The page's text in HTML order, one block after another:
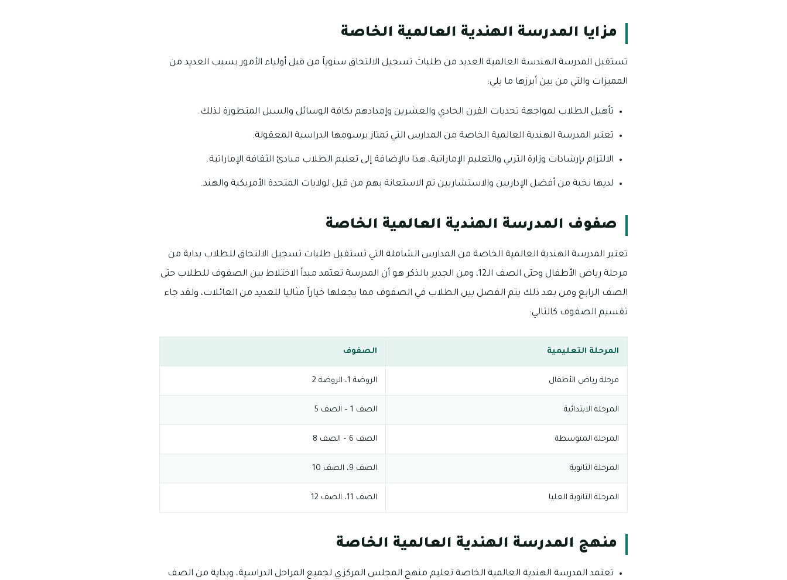
مزايا المدرسة الهندية العالمية الخاصة
تستقبل المدرسة الهندسة العالمية العديد من طلبات تسجيل الالتحاق سنوياً من قبل أولياء الأمور بسبب العديد من
المميزات والتي من بين أبرزها ما يلي:
تأهيل الطلاب لمواجهة تحديات القرن الحادي والعشرين وإمدادهم بكافة الوسائل والسبل المتطورة لذلك.
تعتبر المدرسة الهندية العالمية الخاصة من المدارس التي تمتاز برسومها الدراسية المعقولة.
الالتزام بإرشادات وزارة التربي والتعليم الإماراتية، هذا بالإضافة إلى تعليم الطلاب مبادئ الثقافة الإماراتية.
لديها نخبة من أفضل الإداريين والاستشاريين تم الاستعانة بهم من قبل لولايات المتحدة الأمريكية والهند.
صفوف المدرسة الهندية العالمية الخاصة
تعتبر المدرسة الهندية العالمية الخاصة من المدارس الشاملة التي تستقبل طلبات تسجيل الالتحاق للطلاب بداية من
مرحلة رياض الأطفال وحتى الصف الـ12، ومن الجدير بالذكر هو أن المدرسة تعتمد مبدأ الاختلاط بين الصفوف للطلاب حتى
الصف الرابع ومن بعد ذلك يتم الفصل بين الطلاب في الصفوف مما يجعلها خياراً مثاليا للعديد من العائلات، ولقد جاء
تقسيم الصفوف كالتالي:
المرحلة التعليمية الصفوف
مرحلة رياض الأطفال الروضة 1، الروضة 2
المرحلة الابتدائية الصف 1 – الصف 5
المرحلة المتوسطة الصف 6 – الصف 8
المرحلة الثانوية الصف 9، الصف 10
المرحلة الثانوية العليا الصف 11، الصف 12
منهج المدرسة الهندية العالمية الخاصة
تعتمد المدرسة الهندية العالمية الخاصة تعليم منهج المجلس المركزي لجميع المراحل الدراسية، وبداية من الصف